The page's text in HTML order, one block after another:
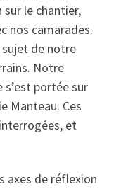
le chantier,
nos camarades.
sujet de notre
Notre
s’est portée sur
Manteau. Ces
et
axes de réflexion